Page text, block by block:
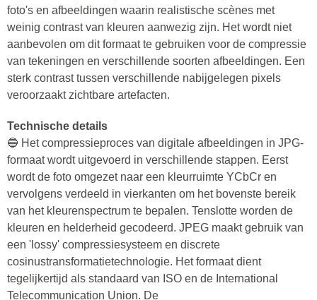
foto's en afbeeldingen waarin realistische scènes met
weinig contrast van kleuren aanwezig zijn. Het wordt niet
aanbevolen om dit formaat te gebruiken voor de compressie
van tekeningen en verschillende soorten afbeeldingen. Een
sterk contrast tussen verschillende nabijgelegen pixels
veroorzaakt zichtbare artefacten.
Technische details
🔵 Het compressieproces van digitale afbeeldingen in JPG-
formaat wordt uitgevoerd in verschillende stappen. Eerst
wordt de foto omgezet naar een kleurruimte YCbCr en
vervolgens verdeeld in vierkanten om het bovenste bereik
van het kleurenspectrum te bepalen. Tenslotte worden de
kleuren en helderheid gecodeerd. JPEG maakt gebruik van
een 'lossy' compressiesysteem en discrete
cosinustransformatietechnologie. Het formaat dient
tegelijkertijd als standaard van ISO en de International
Telecommunication Union. De